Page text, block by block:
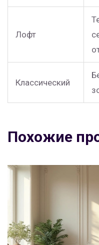
Лофт
Классический
Похожие